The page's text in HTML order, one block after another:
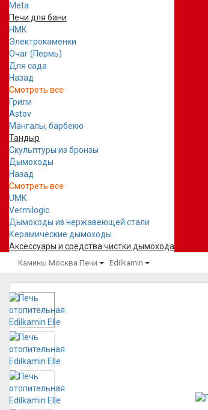
Meta
Печи для бани
НМК
Электрокаменки
Очаг (Пермь)
Для сада
Назад
Смотреть все
Грили
Astov
Мангалы, барбекю
Тандыр
Скульптуры из бронзы
Дымоходы
Назад
Смотреть все
UMK
Vermilogic
Дымоходы из нержавеющей стали
Керамические дымоходы
Аксессуары и средства чистки дымохода
Камины Москва Печи Edilkamin